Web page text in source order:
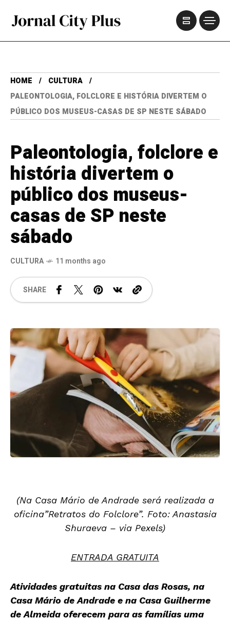
HOME
CULTURA
PALEONTOLOGIA, FOLCLORE E HISTÓRIA DIVERTEM O
PÚBLICO DOS MUSEUS-CASAS DE SP NESTE SÁBADO
Paleontologia, folclore e
história divertem o
público dos museus-
casas de SP neste
sábado
CULTURA 11 months ago
SHARE
(Na Casa Mário de Andrade será realizada a
oficina”Retratos do Folclore”. Foto: Anastasia
Shuraeva – via Pexels)
ENTRADA GRATUITA
Atividades gratuitas na Casa das Rosas, na
Casa Mário de Andrade e na Casa Guilherme
de Almeida oferecem para as famílias uma